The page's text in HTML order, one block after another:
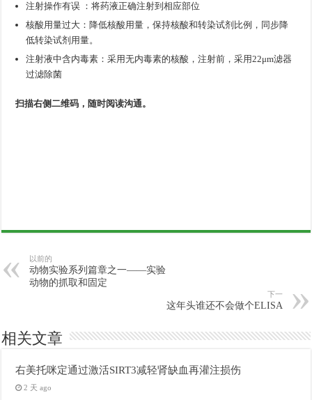
注射操作有误 ：将药液正确注射到相应部位
核酸用量过大：降低核酸用量，保持核酸和转染试剂比例，同步降
低转染试剂用量。
注射液中含内毒素：采用无内毒素的核酸，注射前，采用22μm滤器
过滤除菌
扫描右侧二维码，随时阅读沟通。
以前的
动物实验系列篇章之一——实验
动物的抓取和固定
下一
这年头谁还不会做个ELISA
相关文章
右美托咪定通过激活SIRT3减轻肾缺血再灌注损伤
2 天 ago